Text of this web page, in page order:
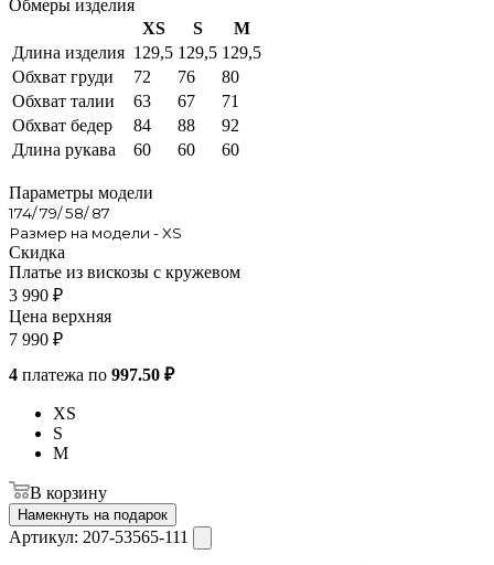
Обмеры изделия
XS
S
M
Длина изделия 129,5 129,5 129,5
Обхват груди
72 76
80
Обхват талии
63 67
71
Обхват бедер
84 88
92
Длина рукава
60 60 60
Параметры модели
174/ 79/ 58/ 87
Размер на модели - XS
Скидка
Платье из вискозы с кружевом
3 990 ₽
Цена верхняя
7 990 ₽
4 платежа по 997.50 ₽
XS
S
M
В корзину
Намекнуть на подарок
Артикул: 207-53565-111